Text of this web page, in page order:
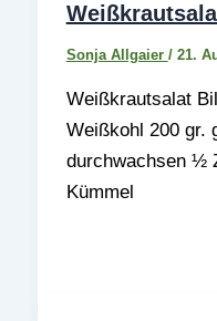
Sonja Allgaier / 21.
Weißkrautsalat
Weißkohl 200 gr.
durchwachsen ½
Kümmel